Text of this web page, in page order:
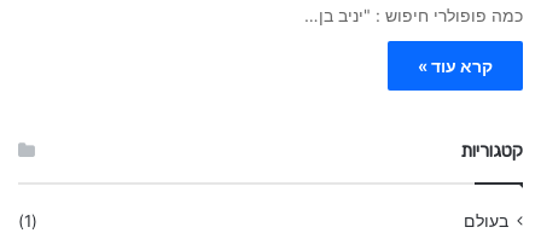
כמה פופולרי חיפוש : "יניב בן…
קרא עוד »
קטגוריות
בעולם
(1)